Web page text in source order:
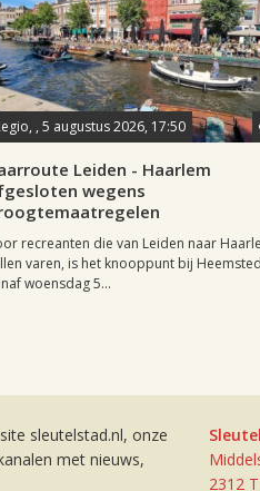
, 5 augustus 2026, 17:50
Leiden - Haarlem
wegens
recreanten die van Leiden naar
varen, is het knooppunt bij
woensdag 5...
sleutelstad.nl, onze
met nieuws,
2312